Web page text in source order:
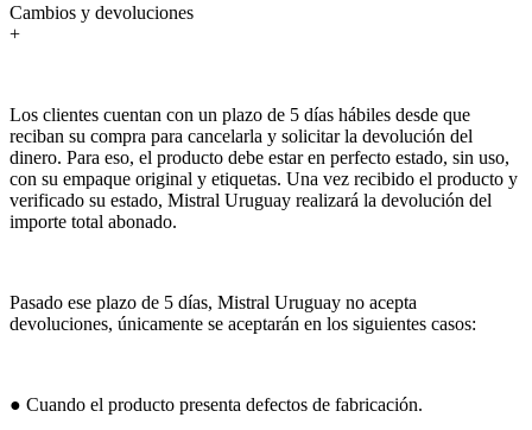
Cambios y devoluciones
+
Los clientes cuentan con un plazo de 5 días hábiles desde que
reciban su compra para cancelarla y solicitar la devolución del
dinero. Para eso, el producto debe estar en perfecto estado, sin uso,
con su empaque original y etiquetas. Una vez recibido el producto y
verificado su estado, Mistral Uruguay realizará la devolución del
importe total abonado.
Pasado ese plazo de 5 días, Mistral Uruguay no acepta
devoluciones, únicamente se aceptarán en los siguientes casos:
● Cuando el producto presenta defectos de fabricación.